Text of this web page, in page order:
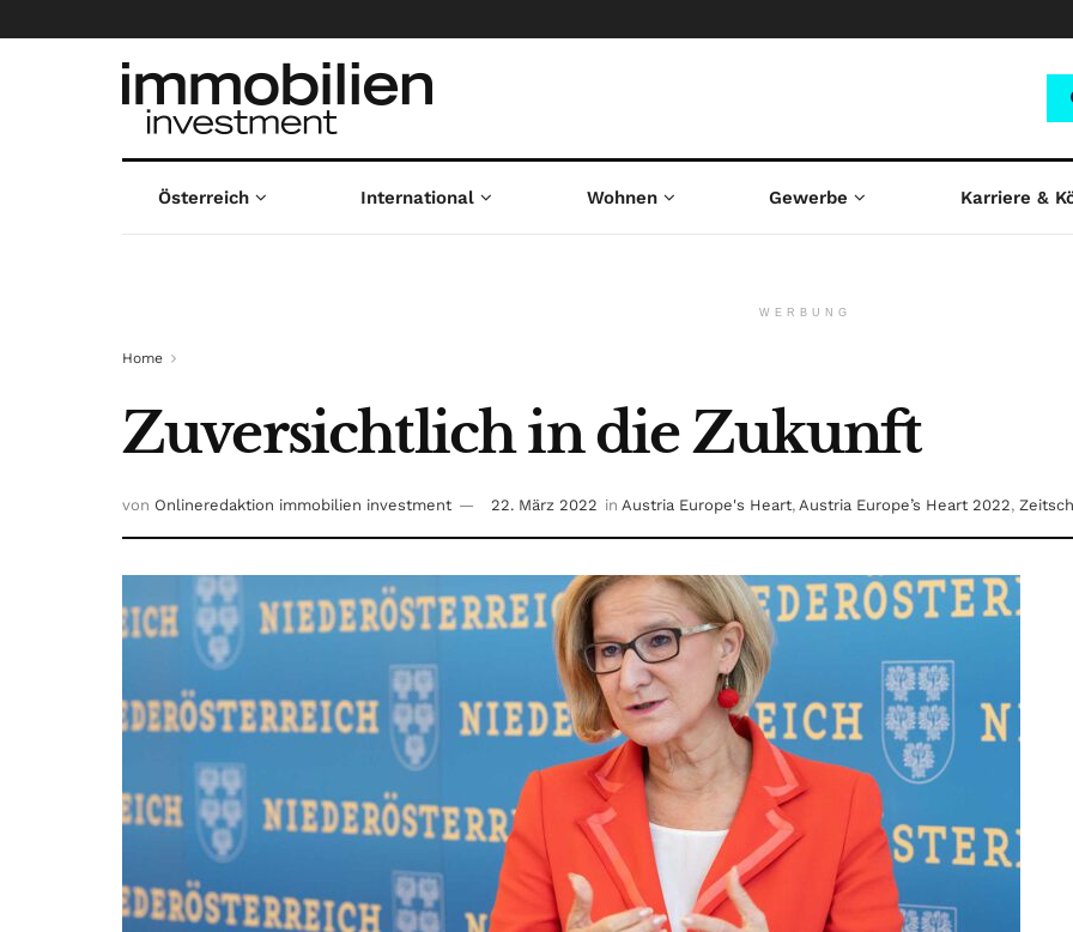
Österreich International Wohnen Gewerbe Karriere &
WERBUNG
Home
Zuversichtlich in die Zukunft
von Onlineredaktion immobilien investment 22. März 2022 in Austria Europe's Heart, Austria Europe’s Heart 2022,